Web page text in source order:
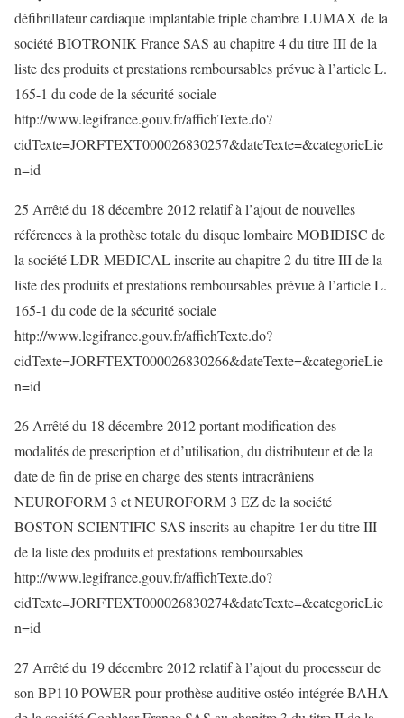
défibrillateur cardiaque implantable triple chambre LUMAX de la
société BIOTRONIK France SAS au chapitre 4 du titre III de la
liste des produits et prestations remboursables prévue à l’article L.
165-1 du code de la sécurité sociale
http://www.legifrance.gouv.fr/affichTexte.do?
cidTexte=JORFTEXT000026830257&dateTexte=&categorieLie
n=id
25 Arrêté du 18 décembre 2012 relatif à l’ajout de nouvelles
références à la prothèse totale du disque lombaire MOBIDISC de
la société LDR MEDICAL inscrite au chapitre 2 du titre III de la
liste des produits et prestations remboursables prévue à l’article L.
165-1 du code de la sécurité sociale
http://www.legifrance.gouv.fr/affichTexte.do?
cidTexte=JORFTEXT000026830266&dateTexte=&categorieLie
n=id
26 Arrêté du 18 décembre 2012 portant modification des
modalités de prescription et d’utilisation, du distributeur et de la
date de fin de prise en charge des stents intracrâniens
NEUROFORM 3 et NEUROFORM 3 EZ de la société
BOSTON SCIENTIFIC SAS inscrits au chapitre 1er du titre III
de la liste des produits et prestations remboursables
http://www.legifrance.gouv.fr/affichTexte.do?
cidTexte=JORFTEXT000026830274&dateTexte=&categorieLie
n=id
27 Arrêté du 19 décembre 2012 relatif à l’ajout du processeur de
son BP110 POWER pour prothèse auditive ostéo-intégrée BAHA